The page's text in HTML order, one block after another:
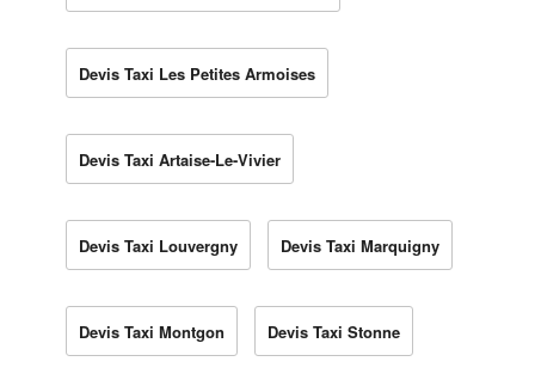
Devis Taxi Les Petites Armoises
Devis Taxi Artaise-Le-Vivier
Devis Taxi Louvergny Devis Taxi Marquigny
Devis Taxi Montgon Devis Taxi Stonne